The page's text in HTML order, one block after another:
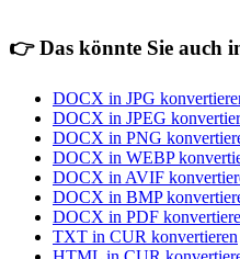
👉Das könnte Sie auch
DOCX in JPG
DOCX in JPEG
DOCX in PNG
DOCX in WEBP
DOCX in AVIF
DOCX in BMP
DOCX in PDF
TXT in CUR konvertieren